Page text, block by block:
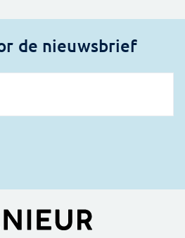
de nieuwsbrief